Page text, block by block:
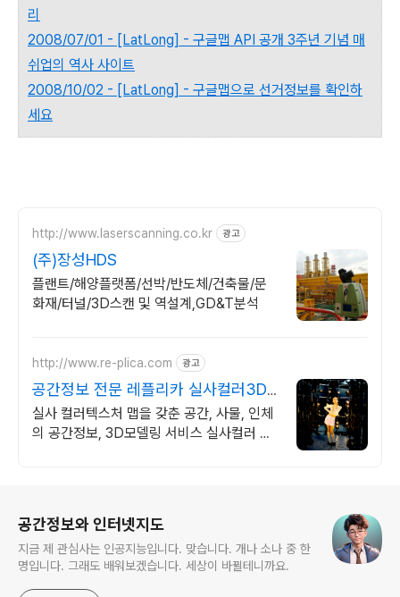
리
2008/07/01 - [LatLong] - 구글맵 API 공개 3주년 기념 매
쉬업의 역사 사이트
2008/10/02 - [LatLong] - 구글맵으로 선거정보를 확인하
세요
http://www.laserscanning.co.kr 광고
(주)장성HDS
플랜트/해양플랫폼/선박/반도체/건축물/문
화재/터널/3D스캔 및 역설계,GD&T분석
http://www.re-plica.com 광고
공간정보 전문 레플리카 실사컬러3D
스캔 서비스 전문
실사 컬러텍스처 맵을 갖춘 공간, 사물, 인체
의 공간정보, 3D모델링 서비스 실사컬러 텍
공간정보와 인터넷지도
지금 제 관심사는 인공지능입니다. 맞습니다. 개나 소나 중 한
명입니다. 그래도 배워보겠습니다. 세상이 바뀔테니까요.